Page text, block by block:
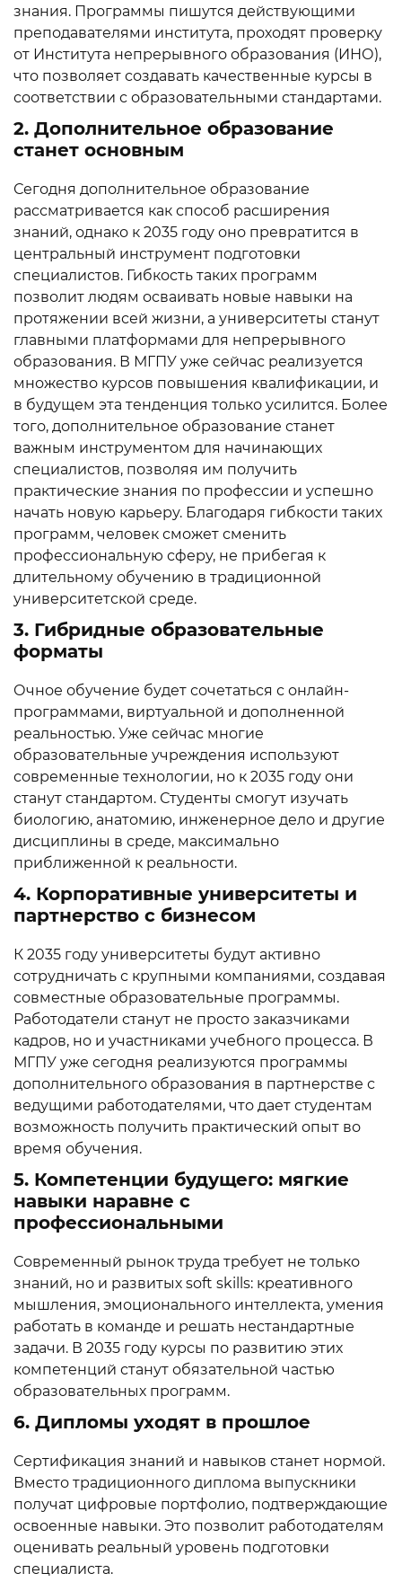
знания. Программы пишутся действующими
преподавателями института, проходят проверку
от Института непрерывного образования (ИНО),
что позволяет создавать качественные курсы в
соответствии с образовательными стандартами.
2. Дополнительное образование
станет основным
Сегодня дополнительное образование
рассматривается как способ расширения
знаний, однако к 2035 году оно превратится в
центральный инструмент подготовки
специалистов. Гибкость таких программ
позволит людям осваивать новые навыки на
протяжении всей жизни, а университеты станут
главными платформами для непрерывного
образования. В МГПУ уже сейчас реализуется
множество курсов повышения квалификации, и
в будущем эта тенденция только усилится. Более
того, дополнительное образование станет
важным инструментом для начинающих
специалистов, позволяя им получить
практические знания по профессии и успешно
начать новую карьеру. Благодаря гибкости таких
программ, человек сможет сменить
профессиональную сферу, не прибегая к
длительному обучению в традиционной
университетской среде.
3. Гибридные образовательные
форматы
Очное обучение будет сочетаться с онлайн-
программами, виртуальной и дополненной
реальностью. Уже сейчас многие
образовательные учреждения используют
современные технологии, но к 2035 году они
станут стандартом. Студенты смогут изучать
биологию, анатомию, инженерное дело и другие
дисциплины в среде, максимально
приближенной к реальности.
4. Корпоративные университеты и
партнерство с бизнесом
К 2035 году университеты будут активно
сотрудничать с крупными компаниями, создавая
совместные образовательные программы.
Работодатели станут не просто заказчиками
кадров, но и участниками учебного процесса. В
МГПУ уже сегодня реализуются программы
дополнительного образования в партнерстве с
ведущими работодателями, что дает студентам
возможность получить практический опыт во
время обучения.
5. Компетенции будущего: мягкие
навыки наравне с
профессиональными
Современный рынок труда требует не только
знаний, но и развитых soft skills: креативного
мышления, эмоционального интеллекта, умения
работать в команде и решать нестандартные
задачи. В 2035 году курсы по развитию этих
компетенций станут обязательной частью
образовательных программ.
6. Дипломы уходят в прошлое
Сертификация знаний и навыков станет нормой.
Вместо традиционного диплома выпускники
получат цифровые портфолио, подтверждающие
освоенные навыки. Это позволит работодателям
оценивать реальный уровень подготовки
специалиста.